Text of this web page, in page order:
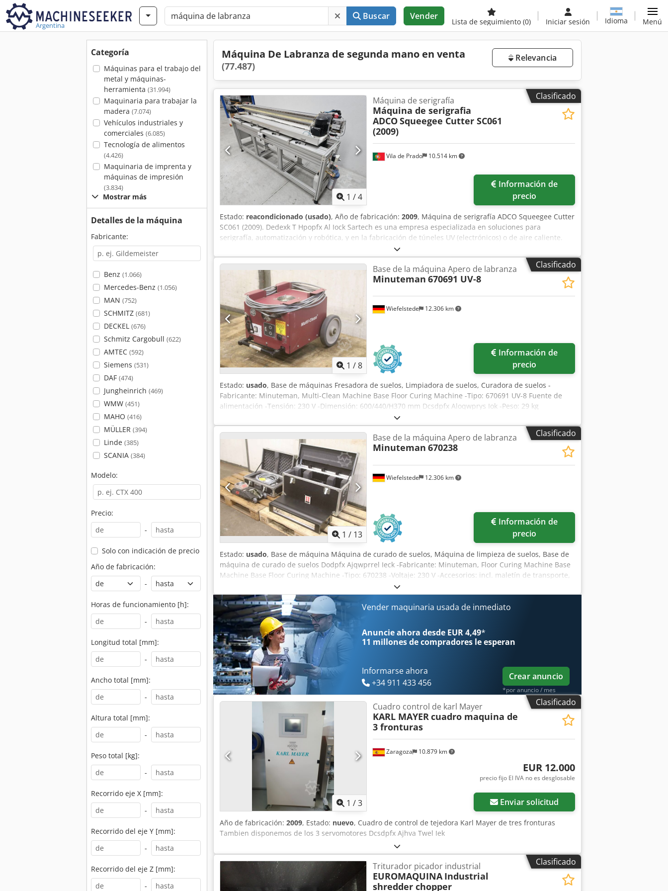
Argentina
Buscar Vender
Lista de seguimiento (0) Iniciar sesión Idioma Menú
Categoría
Máquinas para el trabajo del
metal y máquinas-
herramienta (31.994)
Maquinaria para trabajar la
madera (7.074)
Vehículos industriales y
comerciales (6.085)
Tecnología de alimentos
(4.426)
Maquinaria de imprenta y
máquinas de impresión
(3.834)
Mostrar más
Detalles de la máquina
Fabricante:
Benz (1.066)
Mercedes-Benz (1.056)
MAN (752)
SCHMITZ (681)
DECKEL (676)
Schmitz Cargobull (622)
AMTEC (592)
Siemens (531)
DAF (474)
Jungheinrich (469)
WMW (451)
MAHO (416)
MÜLLER (394)
Linde (385)
SCANIA (384)
Modelo:
Precio:
-
Solo con indicación de precio
Año de fabricación:
-
Horas de funcionamiento [h]:
-
Longitud total [mm]:
-
Ancho total [mm]:
-
Altura total [mm]:
-
Peso total [kg]:
-
Recorrido eje X [mm]:
-
Recorrido del eje Y [mm]:
-
Recorrido del eje Z [mm]:
-
Máquina De Labranza de segunda mano en venta
(77.487)
Relevancia
Clasificado
1 /4
Vila de Prado 10.514 km
Máquina de serigrafía
Máquina de serigrafia
ADCOSqueegee Cutter SC061
(2009)
precio
Estado: reacondicionado (usado), Año de fabricación: 2009, Máquina de serigrafía ADCO Squeegee Cutter
SC061 (2009). Dedexk T Hpopfx Al Iock Sartech es una empresa especializada en soluciones para
serigrafía, automatización y robótica, y en la fabricación de túneles UV (electrónicos) o de aire caliente.
Clasificado
1 /8
Wiefelstede 12.306 km
Base de la máquina Apero de labranza
Minuteman 670691 UV-8
precio
Estado: usado, Base de máquinas Fresadora de suelos, Limpiadora de suelos, Curadora de suelos -
Fabricante: Minuteman, Multi-Clean Machine Base Floor Curing Machine -Tipo: 670691 UV-8 Fuente de
alimentación -Tensión: 230 V -Dimensión: 600/440/H370 mm Dcsdpfx Aloqwprys Iok -Peso: 29 kg
Clasificado
1 / 13
Wiefelstede 12.306 km
Base de la máquina Apero de labranza
Minuteman 670238
precio
Estado: usado, Base de máquina Máquina de curado de suelos, Máquina de limpieza de suelos, Base de
máquina de curado de suelos Dodpfx Ajqwprrel Ieck -Fabricante: Minuteman, Floor Curing Machine Base
Machine Base Floor Curing Machine -Tipo: 670238 -Voltaje: 230 V -Accesorios: incl. maletín de transporte,
ver fotos -Dimensiones de transporte: 790/580/H470 mm -Peso: 40 kg
Vender maquinaria usada de inmediato
Anuncie ahora desde EUR 4,49*
11 millones de compradores le esperan
Informarse ahora
+34 911 433 456
Crear anuncio
*por anuncio / mes
Clasificado
1 /3
Zaragoza 10.879 km
Cuadro control de karl Mayer
KARL MAYER cuadro maquina de
3 fronturas
EUR 12.000
precio fijo El IVA no es desglosable
Enviar solicitud
Año de fabricación: 2009, Estado: nuevo, Cuadro de control de tejedora Karl Mayer de tres fronturas
Tambien disponemos de los 3 servomotores Dcsdpfx Ajhva Twel Iek
Clasificado
Triturador picador industrial
EUROMAQUINA Industrial
shredder chopper